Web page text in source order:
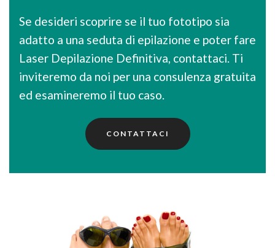
Se desideri scoprire se il tuo fototipo sia
adatto a una seduta di epilazione e poter fare
Laser Depilazione Definitiva, contattaci. Ti
inviteremo da noi per una consulenza gratuita
ed esamineremo il tuo caso.
CONTATTACI